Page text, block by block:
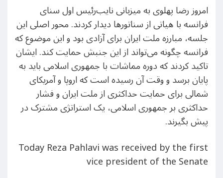
امروز رضا پهلوی به میزبانی نایب‌رئیس اول سنای
فرانسه با هیاتی از سناتورها دیدار کردند. محور اصلی این
جلسه، مبارزه‌ ملت ایران برای آزادی بود و این موضوع که
فرانسه چگونه می‌تواند از این جنبش حمایت کند. ایشان
تاکید کردند که دوره مماشات با جمهوری اسلامی باید به
پایان برسد و وقت آن رسیده است که اروپا و آمریکای
شمالی برای حمایت حداکثری از ملت ایران و فشار
حداکثری بر جمهوری اسلامی، یک استراتژی مشترک در
پیش بگیرند.
Today Reza Pahlavi was received by the first
vice president of the Senate